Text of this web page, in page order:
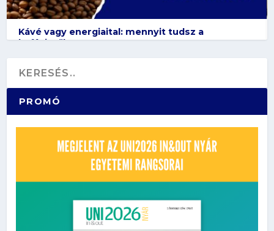
Kávé vagy energiaital: mennyit tudsz a
koffeinről?
PROMÓ